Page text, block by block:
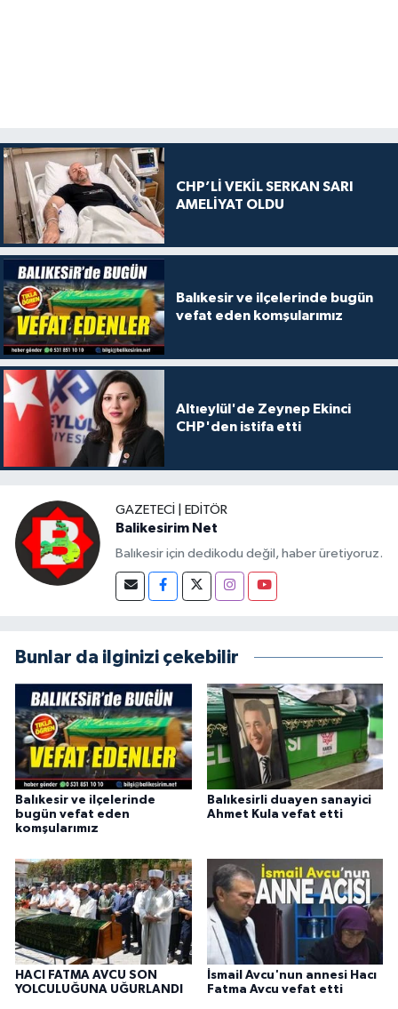
CHP’Lİ VEKİL SERKAN SARI
AMELİYAT OLDU
Balıkesir ve ilçelerinde bugün
vefat eden komşularımız
Altıeylül'de Zeynep Ekinci
CHP'den istifa etti
GAZETECI | EDITÖR
Balikesirim Net
Balıkesir için dedikodu değil, haber üretiyoruz.
Bunlar da ilginizi çekebilir
Balıkesir ve ilçelerinde
bugün vefat eden
komşularımız
Balıkesirli duayen sanayici
Ahmet Kula vefat etti
HACI FATMA AVCU SON
YOLCULUĞUNA UĞURLANDI
İsmail Avcu'nun annesi Hacı
Fatma Avcu vefat etti